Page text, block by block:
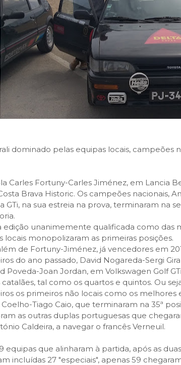
dominado pelas equipas locais, campeões
Carles Fortuny-Carles Jiménez, em Lancia
Brava Historic. Os campeões nacionais,
GTi, na sua estreia na prova, terminaram na
edição unanimemente qualificada como das
locais monopolizaram as primeiras posições.
de Fortuny-Jiménez, já vencedores em
do ano passado, David Nogareda-Sergi
Poveda-Joan Jordan, em Volkswagen Golf
catalães, tal como os quartos e quintos. Ou
os primeiros não locais como os melhores
Tiago Caio, que terminaram na 35ª
as outras duplas portuguesas que
Caldeira, a navegar o francês Verneuil.
equipas que alinharam à partida, após as
incluídas 27 "especiais", apenas 59